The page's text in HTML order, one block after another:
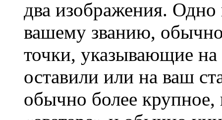
два изображения.
вашему званию, обычно
точки, указывающие
оставили или на ваш
обычно более крупное,